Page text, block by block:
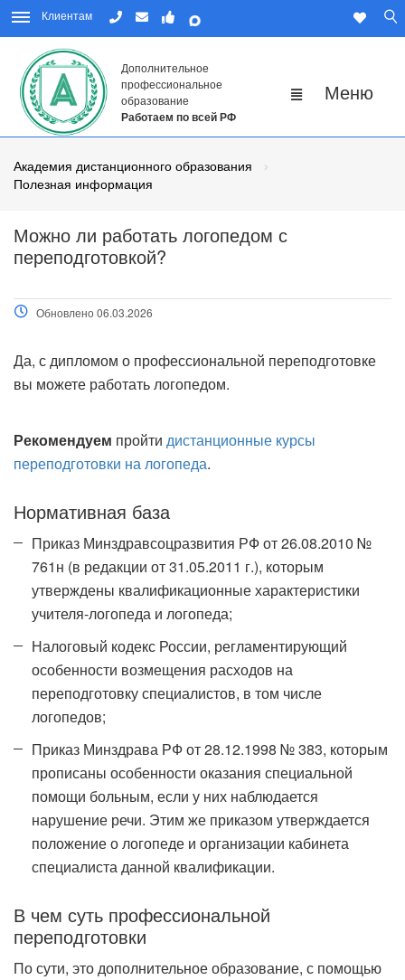
Клиентам
Дополнительное
профессиональное
образование
Работаем по всей РФ
Академия дистанционного образования
Полезная информация
Можно ли работать логопедом с
переподготовкой?
Обновлено 06.03.2026
Да, с дипломом о профессиональной переподготовке
вы можете работать логопедом.
Рекомендуем пройти дистанционные курсы
переподготовки на логопеда.
Нормативная база
Приказ Минздравсоцразвития РФ от 26.08.2010 №
761н (в редакции от 31.05.2011 г.), которым
утверждены квалификационные характеристики
учителя-логопеда и логопеда;
Налоговый кодекс России, регламентирующий
особенности возмещения расходов на
переподготовку специалистов, в том числе
логопедов;
Приказ Минздрава РФ от 28.12.1998 № 383, которым
прописаны особенности оказания специальной
помощи больным, если у них наблюдается
нарушение речи. Этим же приказом утверждается
положение о логопеде и организации кабинета
специалиста данной квалификации.
В чем суть профессиональной
переподготовки
По сути, это дополнительное образование, с помощью